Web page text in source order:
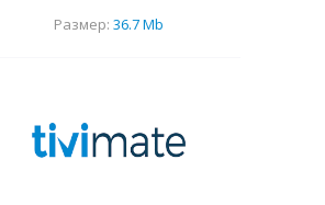
Размер: 36.7 Mb